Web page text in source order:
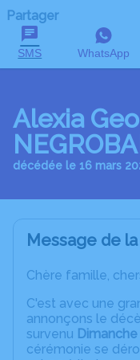
Partager
SMS WhatsApp
Alexia
décédée le 16 mars
Message de
Chère famille,
C'est avec une
annonçons le
survenu
cérémonie se